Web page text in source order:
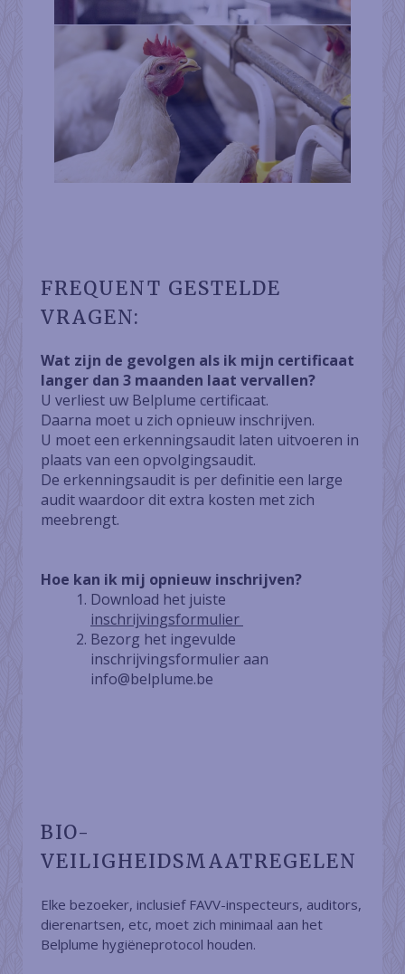
FREQUENT GESTELDE
VRAGEN:
Wat zijn de gevolgen als ik mijn certificaat
langer dan 3 maanden laat vervallen?
U verliest uw Belplume certificaat.
Daarna moet u zich opnieuw inschrijven.
U moet een erkenningsaudit laten uitvoeren in
plaats van een opvolgingsaudit.
De erkenningsaudit is per definitie een large
audit waardoor dit extra kosten met zich
meebrengt.
Hoe kan ik mij opnieuw inschrijven?
Download het juiste
inschrijvingsformulier
Bezorg het ingevulde
inschrijvingsformulier aan
info@belplume.be
BIO-
VEILIGHEIDSMAATREGELEN
Elke bezoeker, inclusief FAVV-inspecteurs, auditors,
dierenartsen, etc, moet zich minimaal aan het
Belplume hygiëneprotocol houden.